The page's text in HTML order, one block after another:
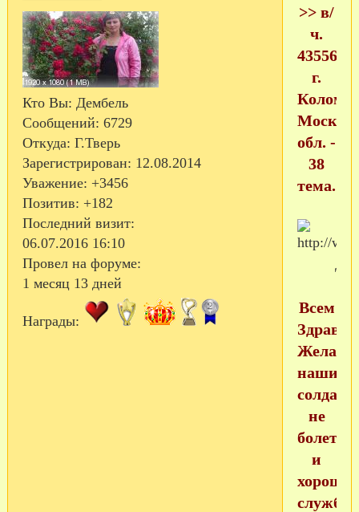
Кто Вы: Дембель
Сообщений: 6729
Откуда: Г.Тверь
Зарегистрирован: 12.08.2014
Уважение: +3456
Позитив: +182
Последний визит:
06.07.2016 16:10
Провел на форуме:
1 месяц 13 дней
Награды:
>> в/
ч.
43556
г.
Моск.
обл. -
38
тема.
Всем
Желаем
нашим
не
болеть
и
хорошей